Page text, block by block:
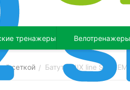
тренажеры Велотренажеры
сеткой / Батут UNIX line